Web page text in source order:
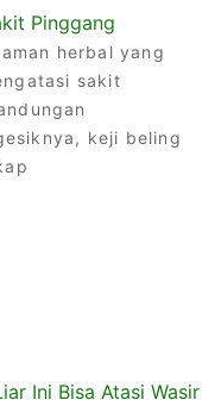
Pinggang
herbal yang
sakit
keji beling
Ini Bisa Atasi Wasir